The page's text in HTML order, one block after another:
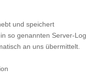
und speichert
so genannten Server-Log
an uns übermittelt.